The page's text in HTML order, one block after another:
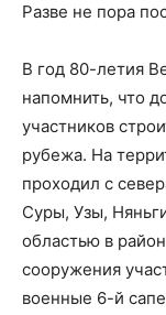
Разве не пора
В год 80-летия
напомнить, что
участников
рубежа. На
проходил с
Суры, Узы,
областью в
сооружения
военные 6-й